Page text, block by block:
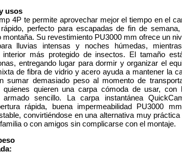
usos
4P te permite aprovechar mejor el tiempo en el
perfecto para escapadas de fin de
montaña. Su revestimiento PU3000 mm ofrece un
lluvias intensas y noches húmedas,
interior más protegido de insectos. El tamaño
entregando lugar para dormir y organizar el
de fibra de vidrio y acero ayuda a mantener la
sumar demasiado peso al momento de
quienes quieren una carpa cómoda de usar, con
sencillo. La carpa instantánea
rápida, buena impermeabilidad PU3000
convirtiéndose en una alternativa muy
o con amigos sin complicarse con el montaje.